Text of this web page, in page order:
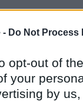
- Do Not Process
opt-out of
your
by